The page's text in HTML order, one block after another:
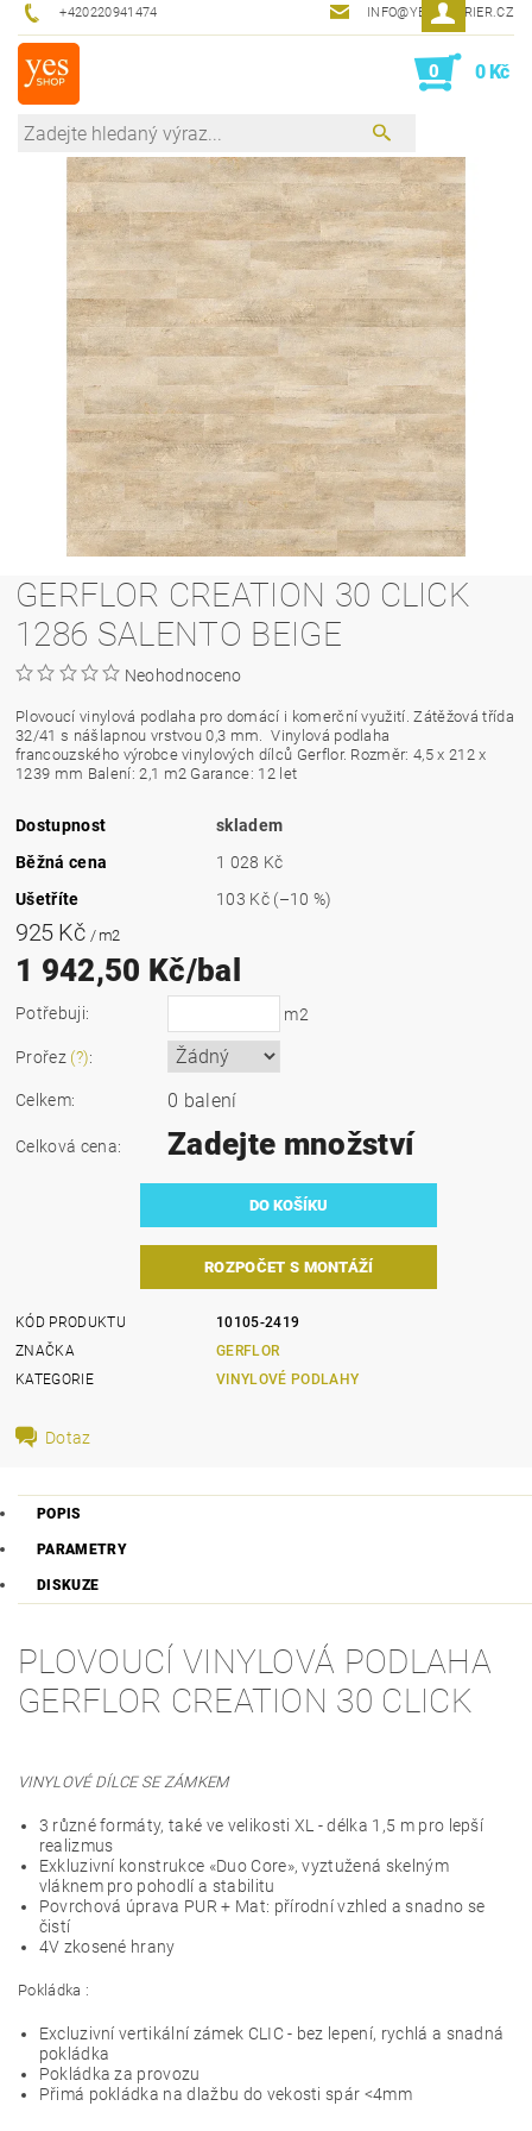
+420220941474 INFO@YESINTERIER.CZ
0 0 Kč
GERFLOR CREATION 30 CLICK
1286 SALENTO BEIGE
Neohodnoceno
Plovoucí vinylová podlaha pro domácí i komerční využití. Zátěžová třída
32/41 s nášlapnou vrstvou 0,3 mm.
Vinylová podlaha
francouzského výrobce vinylových dílců Gerflor. Rozměr: 4,5 x 212 x
1239 mm Balení: 2,1 m2 Garance: 12 let
Dostupnost
skladem
Běžná cena
1 028 Kč
Ušetříte
103 Kč (–10 %)
925 Kč / m2
1 942,50 Kč/bal
Potřebuji: m2
Prořez (?):
Celkem: 0 balení
Celková cena: Zadejte množství
ROZPOČET S MONTÁŽÍ
KÓD PRODUKTU
10105-2419
ZNAČKA
GERFLOR
KATEGORIE
VINYLOVÉ PODLAHY
Dotaz
POPIS
PARAMETRY
DISKUZE
PLOVOUCÍ VINYLOVÁ PODLAHA
GERFLOR CREATION 30 CLICK
VINYLOVÉ DÍLCE SE ZÁMKEM
3 různé formáty, také ve velikosti XL - délka 1,5 m pro lepší
realizmus
Exkluzivní konstrukce «Duo Core», vyztužená skelným
vláknem pro pohodlí a stabilitu
Povrchová úprava PUR + Mat: přírodní vzhled a snadno se
čistí
4V zkosené hrany
Pokládka :
Excluzivní vertikální zámek CLIC - bez lepení, rychlá a snadná
pokládka
Pokládka za provozu
Přimá pokládka na dlažbu do vekosti spár <4mm